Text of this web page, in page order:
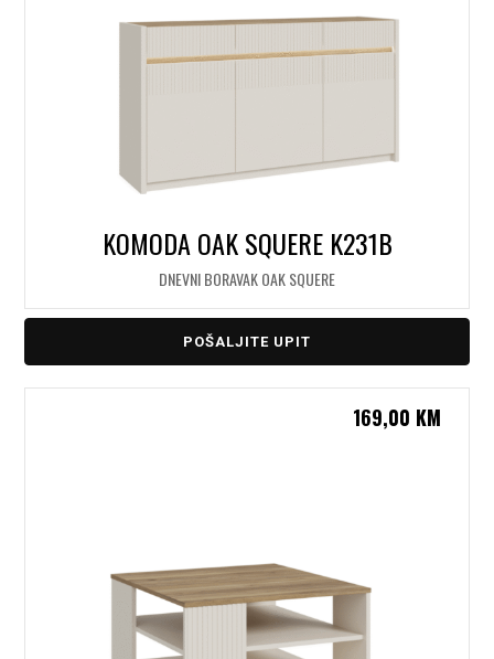
KOMODA OAK SQUERE K231B
DNEVNI BORAVAK OAK SQUERE
POŠALJITE UPIT
169,00 KM